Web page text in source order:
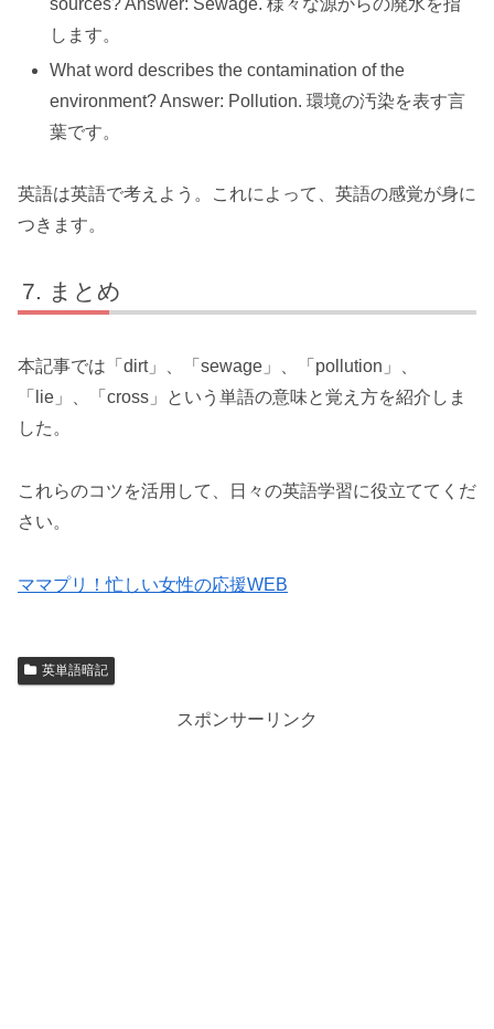
sources? Answer: Sewage. 様々な源からの廃水を指
します。
What word describes the contamination of the
environment? Answer: Pollution. 環境の汚染を表す言
葉です。
英語は英語で考えよう。これによって、英語の感覚が身に
つきます。
まとめ
本記事では「dirt」、「sewage」、「pollution」、
「lie」、「cross」という単語の意味と覚え方を紹介しま
した。
これらのコツを活用して、日々の英語学習に役立ててくだ
さい。
ママプリ！忙しい女性の応援WEB
英単語暗記
スポンサーリンク